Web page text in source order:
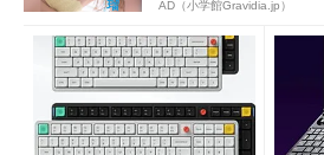
AD（小学館Gravidia.jp）